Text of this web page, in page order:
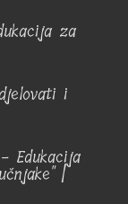
za
i
Edukacija
|